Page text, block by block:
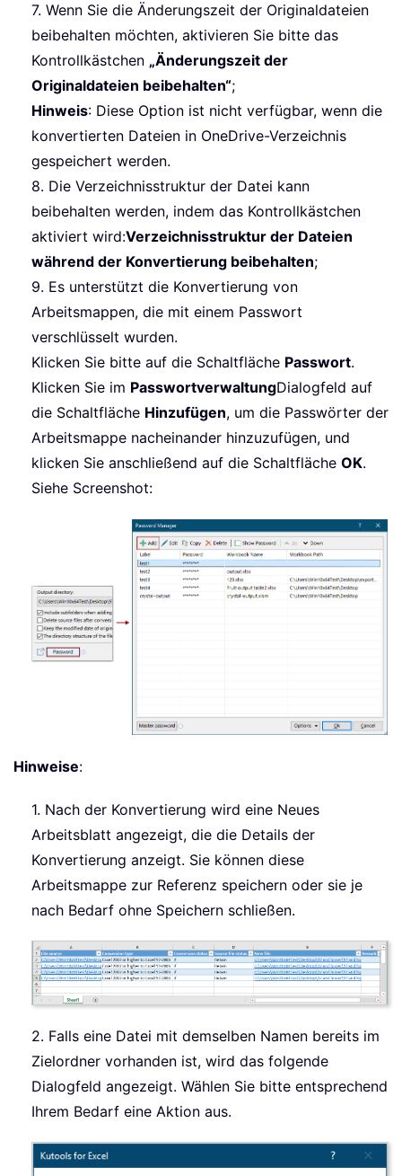
7. Wenn Sie die Änderungszeit der Originaldateien
beibehalten möchten, aktivieren Sie bitte das
Kontrollkästchen „Änderungszeit der
Originaldateien beibehalten“;
Hinweis: Diese Option ist nicht verfügbar, wenn die
konvertierten Dateien in OneDrive-Verzeichnis
gespeichert werden.
8. Die Verzeichnisstruktur der Datei kann
beibehalten werden, indem das Kontrollkästchen
aktiviert wird:Verzeichnisstruktur der Dateien
während der Konvertierung beibehalten;
9. Es unterstützt die Konvertierung von
Arbeitsmappen, die mit einem Passwort
verschlüsselt wurden.
Klicken Sie bitte auf die Schaltfläche Passwort.
Klicken Sie im PasswortverwaltungDialogfeld auf
die Schaltfläche Hinzufügen, um die Passwörter der
Arbeitsmappe nacheinander hinzuzufügen, und
klicken Sie anschließend auf die Schaltfläche OK.
Siehe Screenshot:
Hinweise:
1. Nach der Konvertierung wird eine Neues
Arbeitsblatt angezeigt, die die Details der
Konvertierung anzeigt. Sie können diese
Arbeitsmappe zur Referenz speichern oder sie je
nach Bedarf ohne Speichern schließen.
2. Falls eine Datei mit demselben Namen bereits im
Zielordner vorhanden ist, wird das folgende
Dialogfeld angezeigt. Wählen Sie bitte entsprechend
Ihrem Bedarf eine Aktion aus.